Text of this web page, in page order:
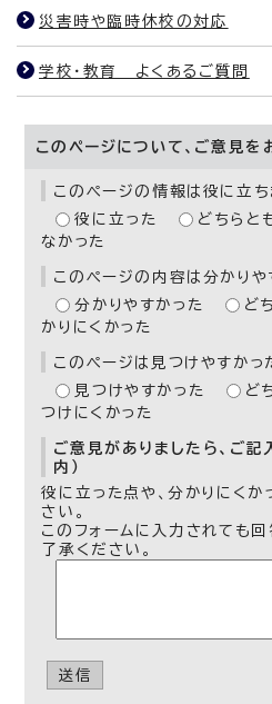
災害時や臨時休校の対応
学校・教育 よくあるご質問
このページについて、ご意見を
このページの情報は役に立ち
役に立った
どちらと
なかった
このページの内容は分かりや
分かりやすかった
ど
かりにくかった
このページは見つけやすかっ
見つけやすかった
ど
つけにくかった
ご意見がありましたら、ご
内）
役に立った点や、分かりにく
さい。
このフォームに入力されても
了承ください。
送信